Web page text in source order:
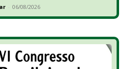
- 06/08/2026